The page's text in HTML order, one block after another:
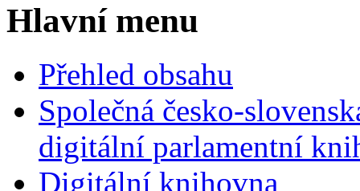
Hlavní menu
Přehled obsahu
Společná česko-
digitální parlamentní
Digitální knihovna